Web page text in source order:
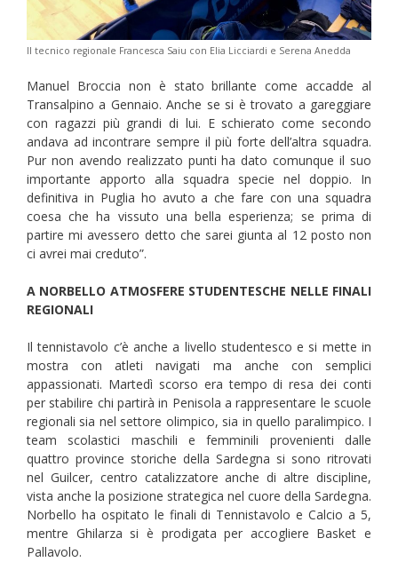
Il tecnico regionale Francesca Saiu con Elia Licciardi e Serena Anedda
Manuel Broccia non è stato brillante come accadde al
Transalpino a Gennaio. Anche se si è trovato a gareggiare
con ragazzi più grandi di lui. E schierato come secondo
andava ad incontrare sempre il più forte dell’altra squadra.
Pur non avendo realizzato punti ha dato comunque il suo
importante apporto alla squadra specie nel doppio. In
definitiva in Puglia ho avuto a che fare con una squadra
coesa che ha vissuto una bella esperienza; se prima di
partire mi avessero detto che sarei giunta al 12 posto non
ci avrei mai creduto”.
A NORBELLO ATMOSFERE STUDENTESCHE NELLE FINALI
REGIONALI
Il tennistavolo c’è anche a livello studentesco e si mette in
mostra con atleti navigati ma anche con semplici
appassionati. Martedì scorso era tempo di resa dei conti
per stabilire chi partirà in Penisola a rappresentare le scuole
regionali sia nel settore olimpico, sia in quello paralimpico. I
team scolastici maschili e femminili provenienti dalle
quattro province storiche della Sardegna si sono ritrovati
nel Guilcer, centro catalizzatore anche di altre discipline,
vista anche la posizione strategica nel cuore della Sardegna.
Norbello ha ospitato le finali di Tennistavolo e Calcio a 5,
mentre Ghilarza si è prodigata per accogliere Basket e
Pallavolo.